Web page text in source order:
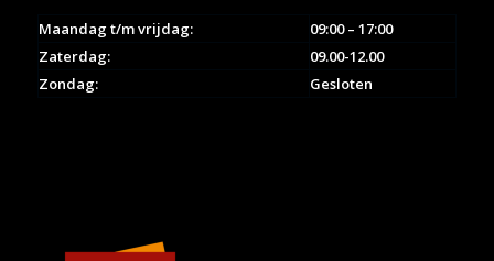
Maandag t/m vrijdag:
09:00 – 17:00
Zaterdag:
09.00-12.00
Zondag:
Gesloten